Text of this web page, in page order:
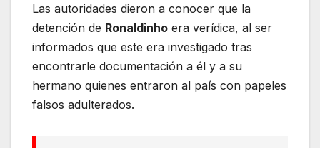
Las autoridades dieron a conocer que la
detención de Ronaldinho era verídica, al ser
informados que este era investigado tras
encontrarle documentación a él y a su
hermano quienes entraron al país con papeles
falsos adulterados.